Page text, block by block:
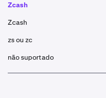
Zcash
Zcash
zs ou zc
não suportado